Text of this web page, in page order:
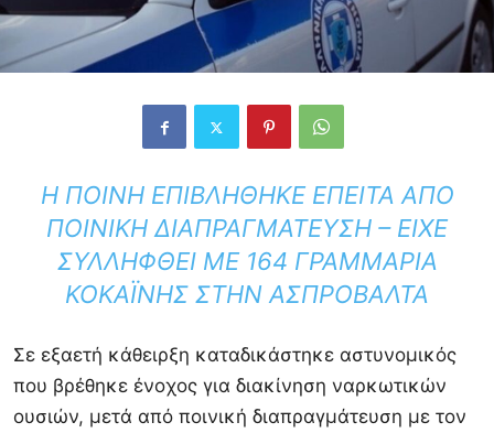
Η ΠΟΙΝΉ ΕΠΙΒΛΉΘΗΚΕ ΈΠΕΙΤΑ ΑΠΌ
ΠΟΙΝΙΚΉ ΔΙΑΠΡΑΓΜΆΤΕΥΣΗ – ΕΊΧΕ
ΣΥΛΛΗΦΘΕΊ ΜΕ 164 ΓΡΑΜΜΆΡΙΑ
ΚΟΚΑΪ́ΝΗΣ ΣΤΗΝ ΑΣΠΡΟΒΆΛΤΑ
Σε εξαετή κάθειρξη καταδικάστηκε αστυνομικός
που βρέθηκε ένοχος για διακίνηση ναρκωτικών
ουσιών, μετά από ποινική διαπραγμάτευση με τον